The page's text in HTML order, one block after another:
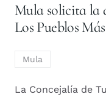
Mula solicita la
Los Pueblos
Mula
La Concejalía de